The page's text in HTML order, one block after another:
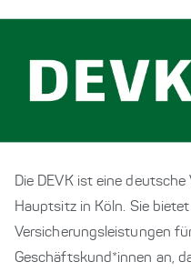
Die DEVK ist eine
Hauptsitz in Köln. Sie
Versicherungsleistungen
Geschäftskund*innen an,